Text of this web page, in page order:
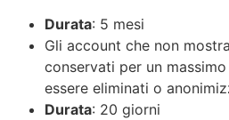
Durata: 5 mesi
Gli account che non
conservati per un
essere eliminati o
Durata: 20 giorni